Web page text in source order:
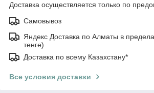
Доставка осуществляется только по
Самовывоз
Яндекс Доставка по Алматы в
тенге)
Доставка по всему Казахстану*
Все условия доставки